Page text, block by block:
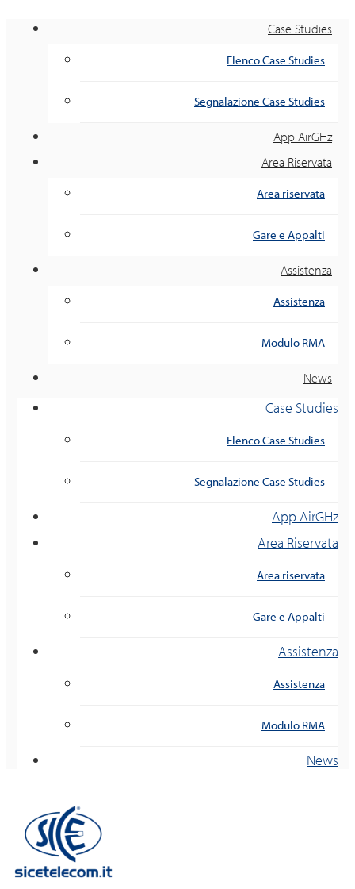
Case Studies
Elenco Case Studies
Segnalazione Case Studies
App AirGHz
Area Riservata
Area riservata
Gare e Appalti
Assistenza
Assistenza
Modulo RMA
News
Case Studies
Elenco Case Studies
Segnalazione Case Studies
App AirGHz
Area Riservata
Area riservata
Gare e Appalti
Assistenza
Assistenza
Modulo RMA
News